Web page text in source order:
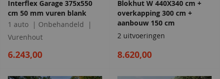
Interflex Garage 375x550
cm 50 mm vuren blank
1 auto
Onbehandeld
Vurenhout
6.243,00
Blokhut W 440X340 cm +
overkapping 300 cm +
aanbouw 150 cm
2 uitvoeringen
8.620,00